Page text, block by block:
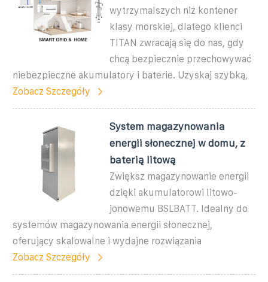
wytrzymalszych niż kontener
klasy morskiej, dlatego klienci
TITAN zwracają się do nas, gdy
chcą bezpiecznie przechowywać
niebezpieczne akumulatory i baterie. Uzyskaj szybką,
Zobacz Szczegóły
System magazynowania
energii słonecznej w domu, z
baterią litową
Zwiększ magazynowanie energii
dzięki akumulatorowi litowo-
jonowemu BSLBATT. Idealny do
systemów magazynowania energii słonecznej,
oferujący skalowalne i wydajne rozwiązania
Zobacz Szczegóły